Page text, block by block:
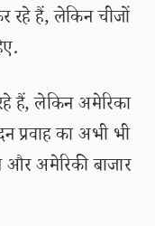
रहे हैं, लेकिन चीजों
हैं, लेकिन अमेरिका
प्रवाह का अभी भी
और अमेरिकी बाजार